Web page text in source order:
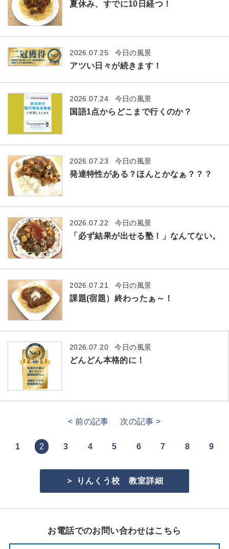
夏休み、すでに10日経つ！
2026.07.25 今日の風景
アツい日々が続きます！
2026.07.24 今日の風景
国語1点からどこまで行くのか？
2026.07.23 今日の風景
発達特性がある？ほんとかなぁ？？？
2026.07.22 今日の風景
「必ず結果が出せる塾！」なんてない。
2026.07.21 今日の風景
課題(宿題）終わったぁ～！
2026.07.20 今日の風景
どんどん本格的に！
< 前の記事 次の記事 >
1 2 3 4 5 6 7 8 9
＞ りんくう校 教室詳細
お電話でのお問い合わせはこちら